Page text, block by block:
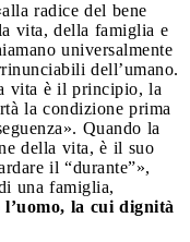
radice del bene
vita, della famiglia e
universalmente
dell’umano.
vita è il principio, la
la condizione prima
Quando la
della vita, è il suo
il “durante”»,
una famiglia,
la cui dignità